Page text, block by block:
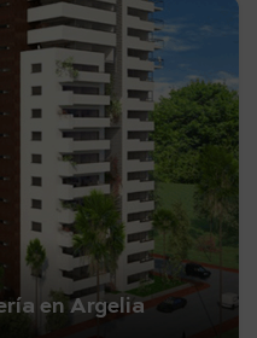
en Argelia